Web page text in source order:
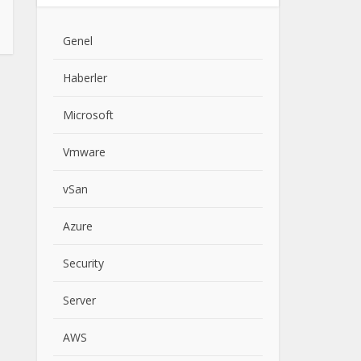
Genel
Haberler
Microsoft
Vmware
vSan
Azure
Security
Server
AWS